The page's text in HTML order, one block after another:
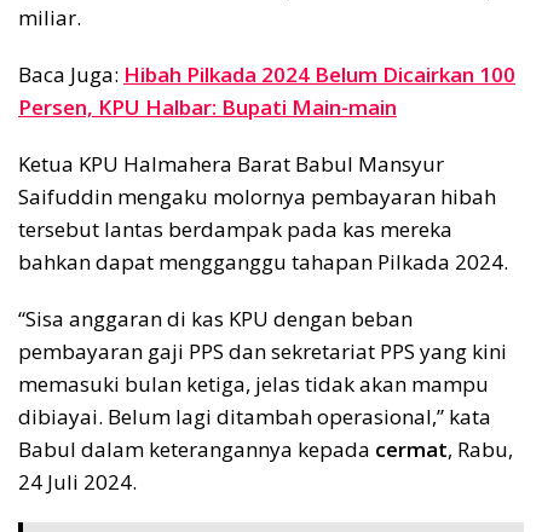
miliar.
Baca Juga: Hibah Pilkada 2024 Belum Dicairkan 100
Persen, KPU Halbar: Bupati Main-main
Ketua KPU Halmahera Barat Babul Mansyur
Saifuddin mengaku molornya pembayaran hibah
tersebut lantas berdampak pada kas mereka
bahkan dapat mengganggu tahapan Pilkada 2024.
“Sisa anggaran di kas KPU dengan beban
pembayaran gaji PPS dan sekretariat PPS yang kini
memasuki bulan ketiga, jelas tidak akan mampu
dibiayai. Belum lagi ditambah operasional,” kata
Babul dalam keterangannya kepada cermat, Rabu,
24 Juli 2024.